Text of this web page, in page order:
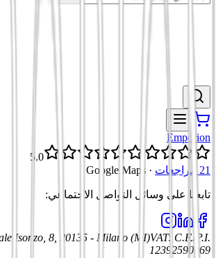
Emporion
5.0
21 مراجعات
·
Google Maps
تابعنا على وسائل التواصل الاجتماعي:
Isonzo, 8, 20135 - Milano (MI)VAT: C.F./P.I.
12392590969